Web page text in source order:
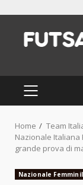
content
PRIMARY
MENU
Home
Team
Nazionale Italiana
grande prova di
Nazionale